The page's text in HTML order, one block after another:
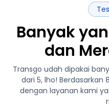
Banyak
dan
Transgo udah dipakai
dari 5, lho! Berdasarkan
dengan layanan kami